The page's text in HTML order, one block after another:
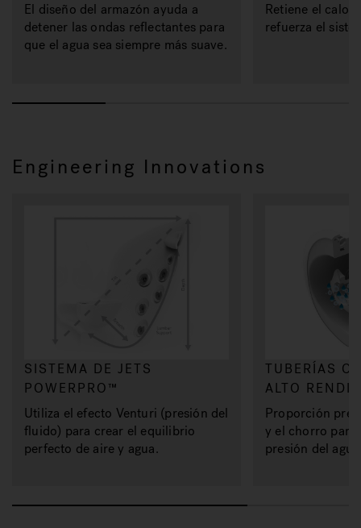
El diseño del armazón ayuda a
detener las ondas reflectantes para
que el agua sea siempre más suave.
Retiene el
refuerza el
Engineering Innovations
SISTEMA DE JETS
POWERPRO™
Utiliza el efecto Venturi (presión del
fluido) para crear el equilibrio
perfecto de aire y agua.
TUBERÍAS
ALTO
Proporción
y el chorro para
presión del